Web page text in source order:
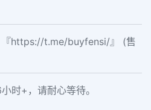
『https://t.me/buyfensi/』 (售
时+，请耐心等待。